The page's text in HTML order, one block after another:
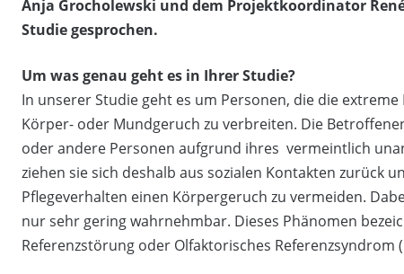
Anja Grocholewski und dem Projektkoordinator
Studie gesprochen.
Um was genau geht es in Ihrer Studie?
In unserer Studie geht es um Personen, die die
Körper- oder Mundgeruch zu verbreiten. Die
oder andere Personen aufgrund ihres vermeintlich
ziehen sie sich deshalb aus sozialen Kontakten zurück
Pflegeverhalten einen Körpergeruch zu vermeiden.
nur sehr gering wahrnehmbar. Dieses Phänomen
Referenzstörung oder Olfaktorisches Referenzsyndrom